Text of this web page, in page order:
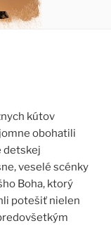
kútov
obohatili
detskej
veselé scénky
Boha, ktorý
potešiť nielen